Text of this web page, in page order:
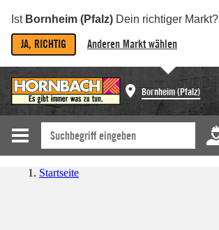
Ist Bornheim (Pfalz) Dein richtiger Markt?
JA, RICHTIG Anderen Markt wählen
Bornheim (Pfalz)
Startseite